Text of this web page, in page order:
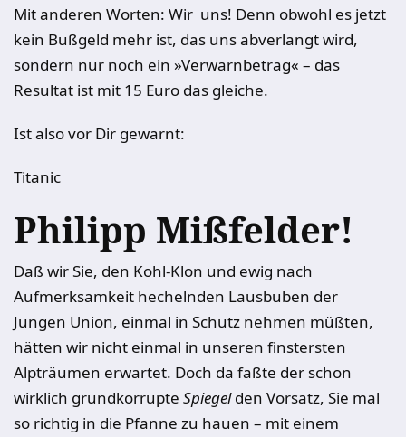
Mit anderen Worten: Wir uns! Denn obwohl es jetzt
kein Bußgeld mehr ist, das uns abverlangt wird,
sondern nur noch ein »Verwarnbetrag« – das
Resultat ist mit 15 Euro das gleiche.
Ist also vor Dir gewarnt:
Titanic
Philipp Mißfelder!
Daß wir Sie, den Kohl-Klon und ewig nach
Aufmerksamkeit hechelnden Lausbuben der
Jungen Union, einmal in Schutz nehmen müßten,
hätten wir nicht einmal in unseren finstersten
Alpträumen erwartet. Doch da faßte der schon
wirklich grundkorrupte Spiegelden Vorsatz, Sie mal
so richtig in die Pfanne zu hauen – mit einem